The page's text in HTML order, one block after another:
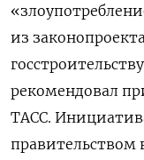
из
рекомендовал
ТАСС.
правительством